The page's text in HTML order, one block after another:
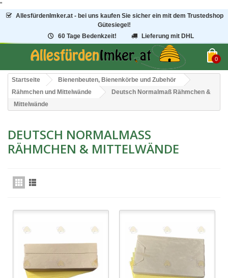
"
AllesfürdenImker.at - bei uns kaufen Sie sicher ein mit dem Trustedshop
Gütesiegel!
60 Tage Bedenkzeit!
Lieferung mit DHL
0
Startseite
Bienenbeuten, Bienenkörbe und Zubehör
Rähmchen und Mittelwände
Deutsch Normalmaß Rähmchen &
Mittelwände
DEUTSCH NORMALMASS R
ÄHMCHEN & MITTELWÄNDE